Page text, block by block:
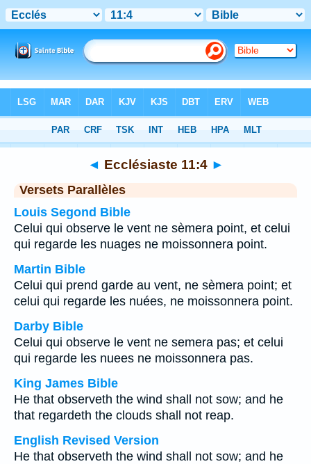
Chapitre 11 > Verset 4
◄ Ecclésiaste 11:4 ►
Versets Parallèles
Louis Segond Bible
Celui qui observe le vent ne sèmera point, et celui
qui regarde les nuages ne moissonnera point.
Martin Bible
Celui qui prend garde au vent, ne sèmera point; et
celui qui regarde les nuées, ne moissonnera point.
Darby Bible
Celui qui observe le vent ne semera pas; et celui
qui regarde les nuees ne moissonnera pas.
King James Bible
He that observeth the wind shall not sow; and he
that regardeth the clouds shall not reap.
English Revised Version
He that observeth the wind shall not sow; and he